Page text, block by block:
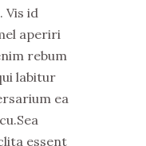
Vis id
aperiri
rebum
labitur
ea
essent